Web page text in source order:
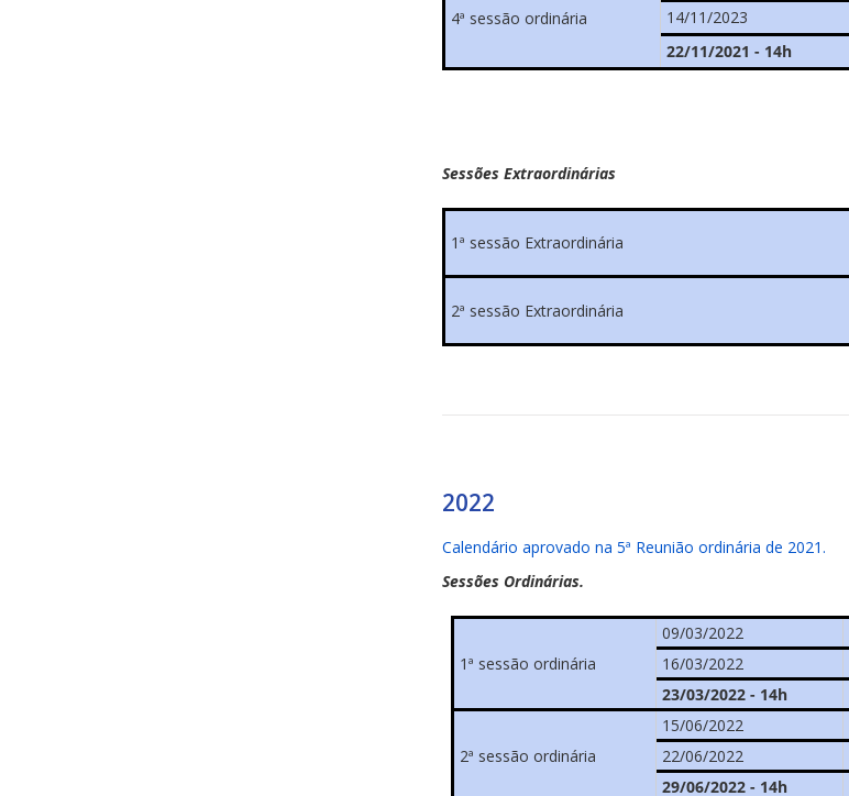
4ª sessão ordinária
14/11/2023
22/11/2021 - 14h
Sessões Extraordinárias
1ª sessão Extraordinária
2ª sessão Extraordinária
2022
Calendário aprovado na 5ª Reunião ordinária de 2021.
Sessões Ordinárias.
1ª sessão ordinária
09/03/2022
16/03/2022
23/03/2022 - 14h
2ª sessão ordinária
15/06/2022
22/06/2022
29/06/2022 - 14h